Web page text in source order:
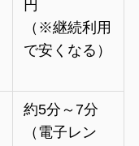
円
（※継続利用
で安くなる）
約5分～7分
（電子レン